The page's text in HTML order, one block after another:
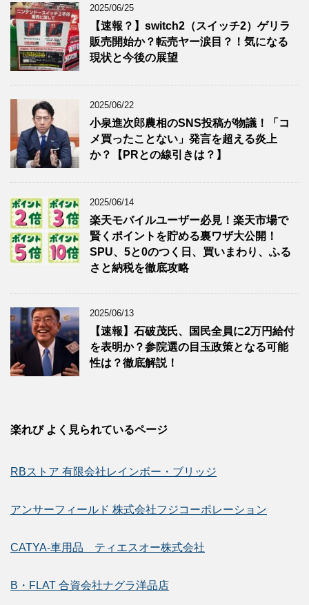
2025/06/25
【速報？】switch2（スイッチ2）ゲリラ
販売開始か？転売ヤー涙目？！気になる
現状と今後の展望
2025/06/22
小泉進次郎農相のSNS投稿が物議！「コ
メ買ったことない」発言を超える炎上
か？【PRとの線引きは？】
2025/06/14
楽天モバイルユーザー必見！楽天市場で
賢くポイントを貯める裏ワザ大公開！
SPU、5と0のつく日、買いまわり、ふる
さと納税を徹底攻略
2025/06/13
【速報】石破茂氏、国民全員に2万円給付
を表明か？参院選の目玉政策となる可能
性は？徹底解説！
楽れび よく見られているページ
RBストア 有限会社レインボー・ブリッジ
アンサーフィールド 株式会社フジコーポレーション
CATYA-車用品 ティエスオー株式会社
B・FLAT 合資会社ナグラ洋品店